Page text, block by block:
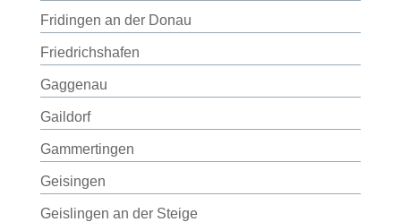
Fridingen an der Donau
Friedrichshafen
Gaggenau
Gaildorf
Gammertingen
Geisingen
Geislingen an der Steige